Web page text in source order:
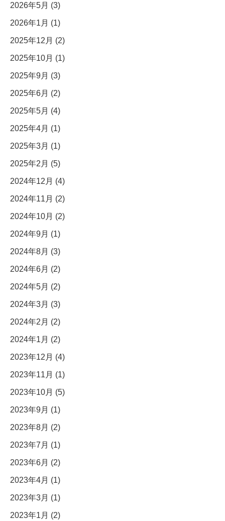
2026年5月 (3)
2026年1月 (1)
2025年12月 (2)
2025年10月 (1)
2025年9月 (3)
2025年6月 (2)
2025年5月 (4)
2025年4月 (1)
2025年3月 (1)
2025年2月 (5)
2024年12月 (4)
2024年11月 (2)
2024年10月 (2)
2024年9月 (1)
2024年8月 (3)
2024年6月 (2)
2024年5月 (2)
2024年3月 (3)
2024年2月 (2)
2024年1月 (2)
2023年12月 (4)
2023年11月 (1)
2023年10月 (5)
2023年9月 (1)
2023年8月 (2)
2023年7月 (1)
2023年6月 (2)
2023年4月 (1)
2023年3月 (1)
2023年1月 (2)